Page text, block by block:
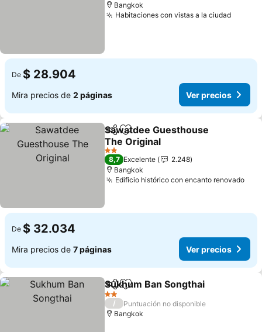
Bangkok
Habitaciones con vistas a la ciudadVer
De $ 28.904
Mira precios de 2 páginas Ver precios
CompartirAgregar a favoritos
Sawatdee Guesthouse
The Original
Ver precios
2 Estrellas
8,7 Excelente
2.248
Bangkok
Edificio histórico con encanto renovadoVer
De $ 32.034
Mira precios de 7 páginas Ver precios
CompartirAgregar a favoritos
Sukhum Ban Songthai
2 Estrellas
/
Puntuación no disponible
Bangkok